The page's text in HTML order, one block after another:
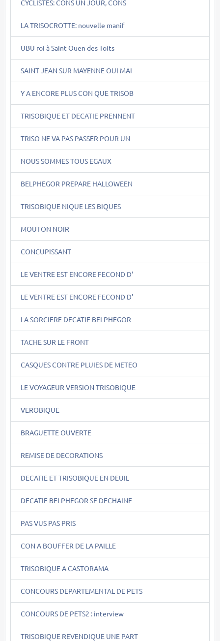
CYCLISTES: CONS UN JOUR, CONS
LA TRISOCROTTE: nouvelle manif
UBU roi à Saint Ouen des Toits
SAINT JEAN SUR MAYENNE OUI MAI
Y A ENCORE PLUS CON QUE TRISOB
TRISOBIQUE ET DECATIE PRENNENT
TRISO NE VA PAS PASSER POUR UN
NOUS SOMMES TOUS EGAUX
BELPHEGOR PREPARE HALLOWEEN
TRISOBIQUE NIQUE LES BIQUES
MOUTON NOIR
CONCUPISSANT
LE VENTRE EST ENCORE FECOND D'
LE VENTRE EST ENCORE FECOND D'
LA SORCIERE DECATIE BELPHEGOR
TACHE SUR LE FRONT
CASQUES CONTRE PLUIES DE METEO
LE VOYAGEUR VERSION TRISOBIQUE
VEROBIQUE
BRAGUETTE OUVERTE
REMISE DE DECORATIONS
DECATIE ET TRISOBIQUE EN DEUIL
DECATIE BELPHEGOR SE DECHAINE
PAS VUS PAS PRIS
CON A BOUFFER DE LA PAILLE
TRISOBIQUE A CASTORAMA
CONCOURS DEPARTEMENTAL DE PETS
CONCOURS DE PETS2 : interview
TRISOBIQUE REVENDIQUE UNE PART